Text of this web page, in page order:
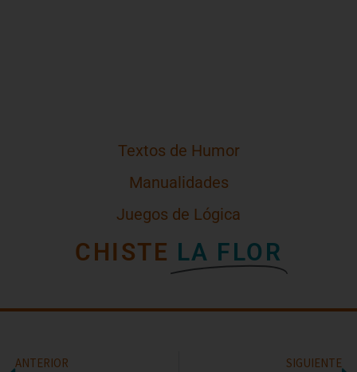
Textos de Humor
Manualidades
Juegos de Lógica
CHISTE LA FLOR
ANTERIOR SIGUIENTE